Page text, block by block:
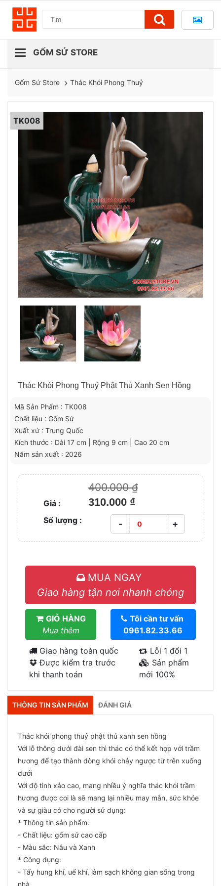
Gốm Sứ Store Thác Khói Phong Thuỷ
TK008
Thác Khói Phong Thuỷ Phật Thủ Xanh Sen Hồng
Mã Sản Phẩm : TK008
Chất liệu : Gốm Sứ
Xuất xứ : Trung Quốc
Kích thước : Dài 17 cm | Rộng 9 cm | Cao 20 cm
Năm sản xuất : 2026
400.000 ₫
Giá : 310.000 ₫
Số lượng : - +
MUA NGAY
Giao hàng tận nơi nhanh chóng
GIỎ HÀNG
Mua thêm
Tôi cần tư vấn
0961.82.33.66
Giao hàng toàn quốc
Được kiểm tra trước
khi thanh toán
Lỗi 1 đổi 1
Sản phẩm
mới 100%
THÔNG TIN SẢN PHẨM ĐÁNH GIÁ
Thác khói phong thuỷ phật thủ xanh sen hồng
Với lỗ thông dưới đài sen thì thác có thể kết hợp với trầm
hương để tạo thành dòng khói chảy ngược từ trên xuống
dưới
Với độ tinh xảo cao, mang nhiều ý nghĩa thác khói trầm
hương được coi là sẽ mang lại nhiều may mắn, sức khỏe
và sự giàu có cho người sử dụng:
* Thông tin sản phẩm:
- Chất liệu: gốm sứ cao cấp
- Màu sắc: Nâu và Xanh
* Công dụng:
- Tẩy hung khí, uế khí, làm sạch không gian sống trong
nhà